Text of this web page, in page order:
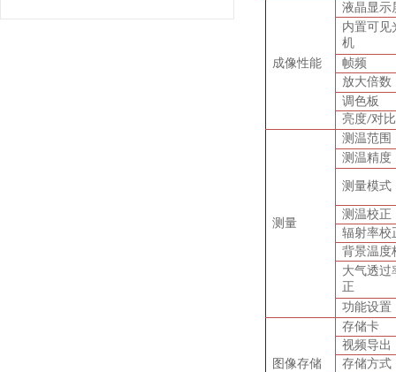
成像性能
液晶显示
内置可见
机
帧频
放大倍数
调色板
亮度/对
测量
测温范围
测温精度
测量模式
测温校正
辐射率校
背景温度
大气透过
正
功能设置
图像存储
存储卡
视频导出
存储方式